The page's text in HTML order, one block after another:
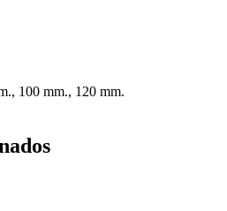
100 mm., 120 mm.